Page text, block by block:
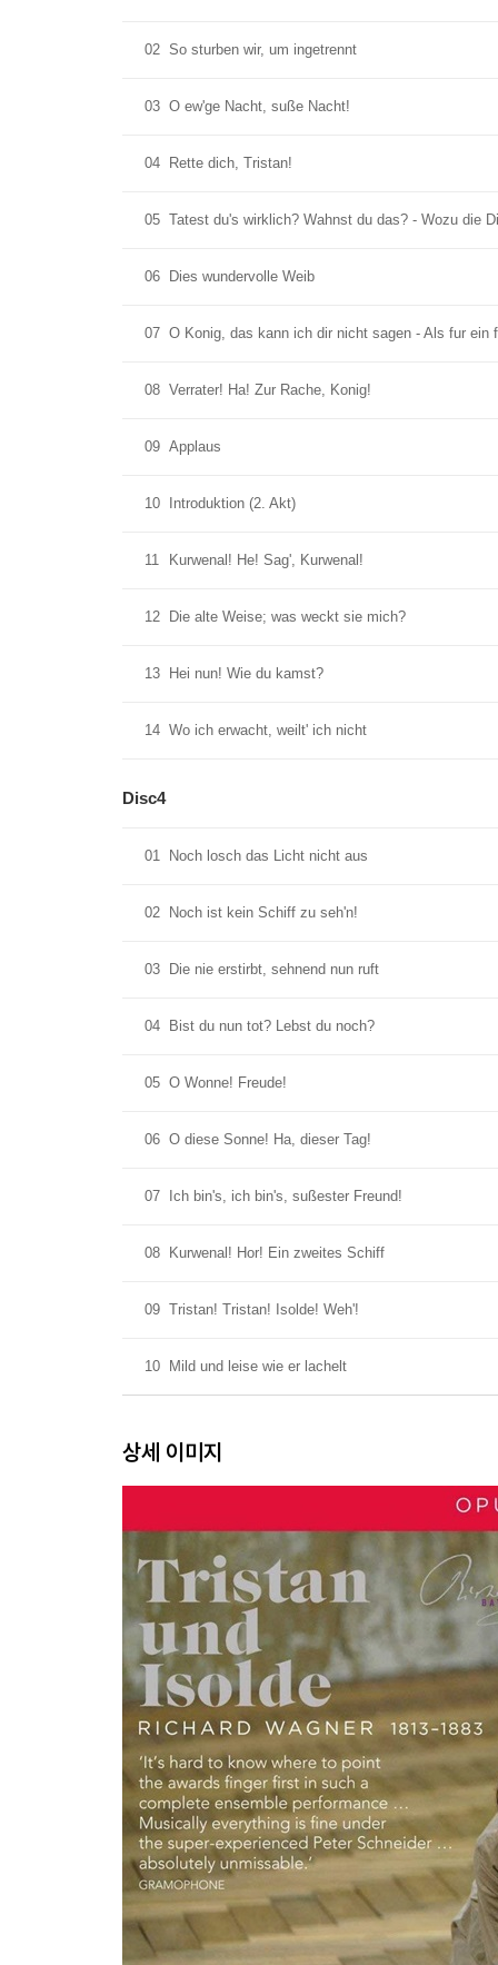
02 So sturben wir, um ingetrennt
03 O ew'ge Nacht, suße Nacht!
04 Rette dich, Tristan!
05 Tatest du's wirklich? Wahnst du das? - Wozu die
06 Dies wundervolle Weib
07 O Konig, das kann ich dir nicht sagen - Als fur ein
08 Verrater! Ha! Zur Rache, Konig!
09 Applaus
10 Introduktion (2. Akt)
11 Kurwenal! He! Sag', Kurwenal!
12 Die alte Weise; was weckt sie mich?
13 Hei nun! Wie du kamst?
14 Wo ich erwacht, weilt' ich nicht
Disc4
01 Noch losch das Licht nicht aus
02 Noch ist kein Schiff zu seh'n!
03 Die nie erstirbt, sehnend nun ruft
04 Bist du nun tot? Lebst du noch?
05 O Wonne! Freude!
06 O diese Sonne! Ha, dieser Tag!
07 Ich bin's, ich bin's, sußester Freund!
08 Kurwenal! Hor! Ein zweites Schiff
09 Tristan! Tristan! Isolde! Weh'!
10 Mild und leise wie er lachelt
상세 이미지